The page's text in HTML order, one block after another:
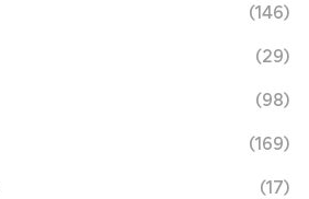
(146)
(29)
(98)
(169)
(17)